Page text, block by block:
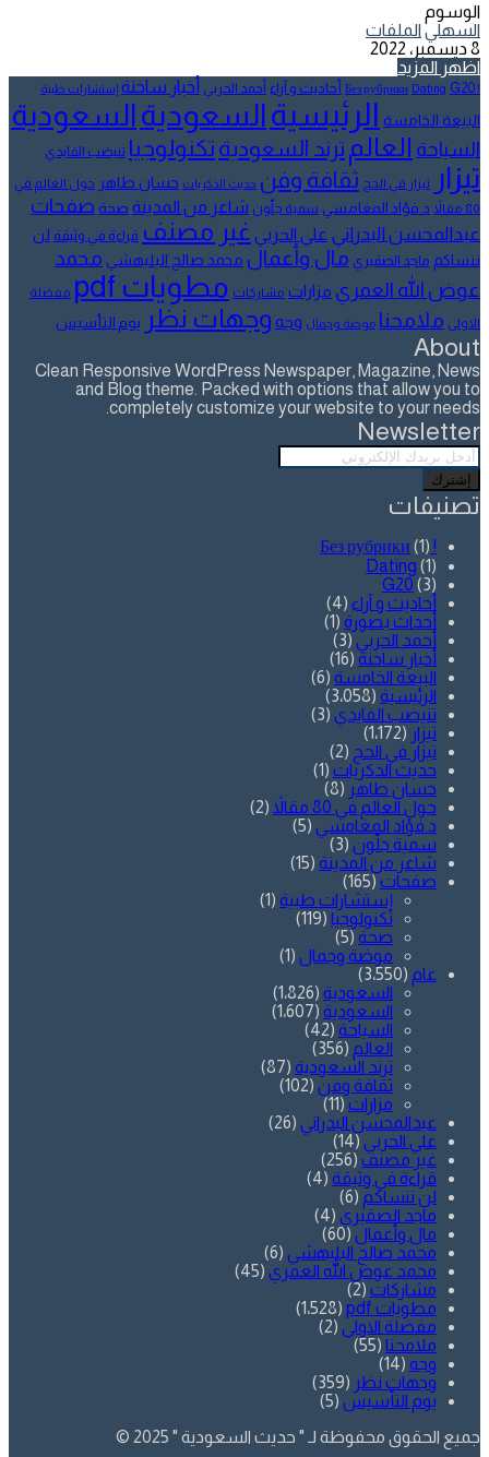
الوسوم
السهلي الملفات
8 ديسمبر، 2022
اظهر المزيد
! Без рубрики
Dating G20 أحاديث و آراء أحمد الحربي أخبار ساخنة إستشارات طبية
البيعة الخامسة الرئيسيةالسعوديةالسعودية
السياحة العالم ترند السعودية تكنولوجيا تنيضب الفايدي
تيزار تيزار في الحج ثقافة وفن حديث الذكريات حسان طاهر حول العالم في
80 مقالاً
د.فؤاد المغامسي سمية جلّون شاعر من المدينة صحة صفحات
عبدالمحسن البدراني علي الحربي غير مصنف قراءة في وثيقة لن
ننساكم ماجد الصقيري مال وأعمال محمد صالح البليهشي محمد
عوض الله العمري مزارات مشاركات مطويات pdf مفضلة
الاولى ملامحنا موضة وجمال وجه وجهات نظر يوم التأسيس
About
Clean Responsive WordPress Newspaper, Magazine, News
and Blog theme. Packed with options that allow you to
completely customize your website to your needs.
Newsletter
أدخل
بريدك
الإلكتروني
تصنيفات
! Без рубрики
(1)
Dating (1)
G20 (3)
أحاديث و آراء (4)
أحداث بصورة (1)
أحمد الحربي (3)
أخبار ساخنة (16)
البيعة الخامسة (6)
الرئيسية (3٬058)
تنيضب الفايدي (3)
تيزار (1٬172)
تيزار في الحج (2)
حديث الذكريات (1)
حسان طاهر (8)
حول العالم في 80 مقالاً
(2)
د.فؤاد المغامسي (5)
سمية جلّون (3)
شاعر من المدينة (15)
صفحات (165)
إستشارات طبية (1)
تكنولوجيا (119)
صحة (5)
موضة وجمال (1)
عام (3٬550)
السعودية (1٬826)
السعودية (1٬607)
السياحة (42)
العالم (356)
ترند السعودية (87)
ثقافة وفن (102)
مزارات (11)
عبدالمحسن البدراني (26)
علي الحربي (14)
غير مصنف (256)
قراءة في وثيقة (4)
لن ننساكم (6)
ماجد الصقيري (4)
مال وأعمال (60)
محمد صالح البليهشي (6)
محمد عوض الله العمري (45)
مشاركات (2)
مطويات pdf
(1٬528)
مفضلة الاولى (2)
ملامحنا (55)
وجه (14)
وجهات نظر (359)
يوم التأسيس (5)
جميع الحقوق محفوظة لـ " حديث السعودية " 2025 ©